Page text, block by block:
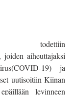
todettiin
joiden aiheuttajaksi
19) ja
uutisoitiin Kiinan
levinneen